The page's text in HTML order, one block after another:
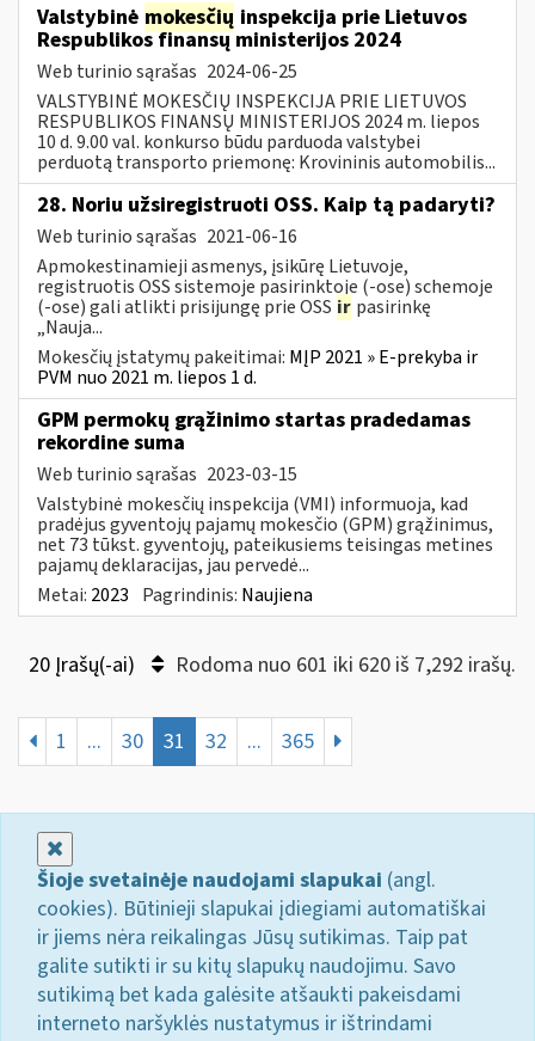
Valstybinė mokesčių inspekcija prie Lietuvos
Respublikos finansų ministerijos 2024
Web turinio sąrašas 2024-06-25
VALSTYBINĖ MOKESČIŲ INSPEKCIJA PRIE LIETUVOS
RESPUBLIKOS FINANSŲ MINISTERIJOS 2024 m. liepos
10 d. 9.00 val. konkurso būdu parduoda valstybei
perduotą transporto priemonę: Krovininis automobilis...
28. Noriu užsiregistruoti OSS. Kaip tą padaryti?
Web turinio sąrašas 2021-06-16
Apmokestinamieji asmenys, įsikūrę Lietuvoje,
registruotis OSS sistemoje pasirinktoje (-ose) schemoje
(-ose) gali atlikti prisijungę prie OSS ir pasirinkę
„Nauja...
Mokesčių įstatymų pakeitimai: MĮP 2021 » E-prekyba ir
PVM nuo 2021 m. liepos 1 d.
GPM permokų grąžinimo startas pradedamas
rekordine suma
Web turinio sąrašas 2023-03-15
Valstybinė mokesčių inspekcija (VMI) informuoja, kad
pradėjus gyventojų pajamų mokesčio (GPM) grąžinimus,
net 73 tūkst. gyventojų, pateikusiems teisingas metines
pajamų deklaracijas, jau pervedė...
Metai: 2023 Pagrindinis: Naujiena
20 Įrašų(-ai) Rodoma nuo 601 iki 620 iš 7,292 irašų.
1 ... 30 31 32 ... 365
Šioje svetainėje naudojami slapukai (angl.
cookies). Būtinieji slapukai įdiegiami automatiškai
ir jiems nėra reikalingas Jūsų sutikimas. Taip pat
galite sutikti ir su kitų slapukų naudojimu. Savo
sutikimą bet kada galėsite atšaukti pakeisdami
interneto naršyklės nustatymus ir ištrindami